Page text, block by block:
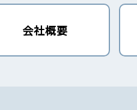
会社概要